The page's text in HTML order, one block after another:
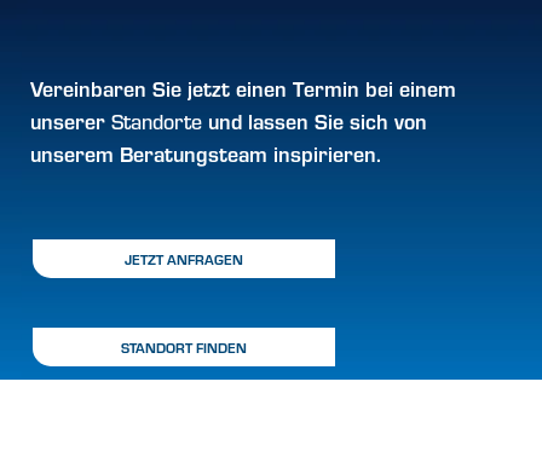
Vereinbaren Sie jetzt einen Termin bei einem
unserer Standorte und lassen Sie sich von
unserem Beratungsteam inspirieren.
JETZT ANFRAGEN
STANDORT FINDEN